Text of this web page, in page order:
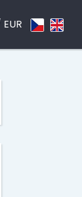
EUR